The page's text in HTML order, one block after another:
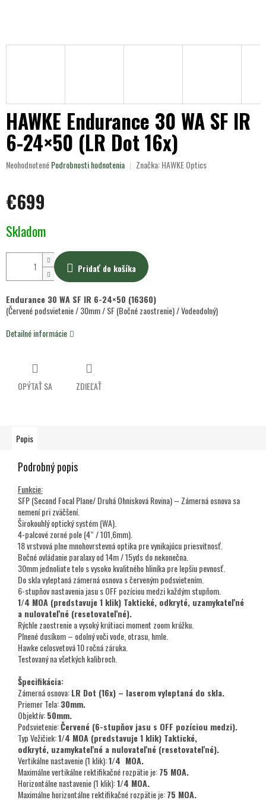
HAWKE Endurance 30 WA SF IR
6-24×50 (LR Dot 16x)
Priemerné
je
0,0
5
NeohodnotenéPodrobnosti hodnotenia Značka:HAWKE Optics
€699
cena:
Skladom
Pridať do košíka
Endurance 30 WA SF IR 6-24×50 (16360)
(Červené podsvietenie / 30mm / SF (Bočné zaostrenie) / Vodeodolný)
Detailné informácie
OPÝTAŤ SA ZDIEĽAŤ
Popis
Podrobný popis
Funkcie:
SFP (Second Focal Plane/ Druhá Ohnisková Rovina) – Zámerná osnova sa
nemení pri zväčšení.
Širokouhlý optický systém (WA).
4-palcové zorné pole (4“ / 101,6mm).
18 vrstvová plne mnohovrstevná optika pre vynikajúcu priesvitnosť.
Bočné ovládanie paralaxy od 14m / 15yds do nekonečna.
30mm jednoliate telo s vysoko kvalitného hliníka pre lepšiu pevnosť.
Do skla vyleptaná zámerná osnova s červeným podsvietením.
6-stupňov nastavenia jasu s OFF pozíciou medzi každým stupňom.
1/4 MOA (predstavuje 1 klik) Taktické, odkryté, uzamykateľné
a nulovateľné (resetovateľné).
Rýchle zaostrenie a vysoký krútiaci moment zoom krúžku.
Plnené dusíkom – odolný voči vode, otrasu, hmle.
Hawke celosvetová 10 ročná záruka.
Testovaný na všetkých kalibroch.
Špecifikácia:
Zámerná osnova:LR Dot (16x) – laserom vyleptaná do skla.
Priemer Tela:30mm.
Objektív:50mm.
Podsvietenie:Červené (6-stupňov jasu s OFF pozíciou medzi).
Typ Vežičiek:1/4 MOA (predstavuje 1 klik) Taktické,
odkryté, uzamykateľné a nulovateľné (resetovateľné).
Vertikálne nastavenie (1 klik):1/4 MOA.
Maximálne vertikálne rektifikačné rozpätie je:75 MOA.
Horizontálne nastavenie (1 klik):1/4 MOA.
Maximálne horizontálne rektifikačné rozpätie je:75 MOA.